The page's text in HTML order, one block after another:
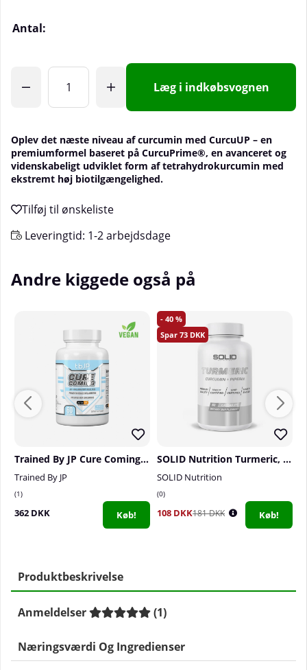
Antal:
Læg i indkøbsvognen
Oplev det næste niveau af curcumin med CurcuUP – en
premiumformel baseret på CurcuPrime®, en avanceret og
videnskabeligt udviklet form af tetrahydrokurcumin med
ekstremt høj biotilgængelighed.
Leveringtid: 1-2 arbejdsdage
Andre kiggede også på
Trained By JP Cure Coming, 60 serv.
Trained By JP
1
362 DKK Køb!
40
73
SOLID Nutrition Turmeric, 60 caps
SOLID Nutrition
0
108 DKK181 DKK Køb!
Produktbeskrivelse
Anmeldelser (1)
Næringsværdi Og Ingredienser